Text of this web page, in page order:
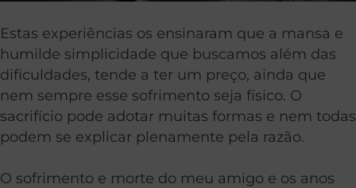
Estas experiências os ensinaram que a mansa e
humilde simplicidade que buscamos além das
dificuldades, tende a ter um preço, ainda que
nem sempre esse sofrimento seja físico. O
sacrifício pode adotar muitas formas e nem todas
podem se explicar plenamente pela razão.
O sofrimento e morte do meu amigo e os anos